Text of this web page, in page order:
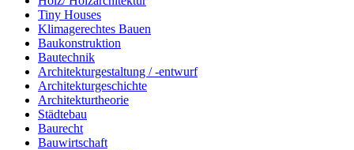
Tiny Houses
Klimagerechtes Bauen
Baukonstruktion
Bautechnik
Architekturgestaltung / -entwurf
Architekturgeschichte
Architekturtheorie
Städtebau
Baurecht
Bauwirtschaft